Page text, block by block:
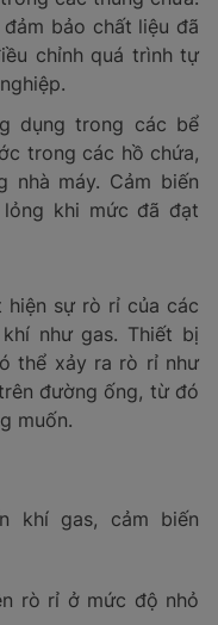
có thể cảm nhận:
có thể nhận diện
động trong siêu
tự động mở cửa
thuận tiện và tiết
phát hiện kim loại
xưởng chế biến,
hệ thống máy dò
đặt tại các sân bay